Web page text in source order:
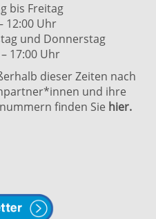
bis Freitag
12:00 Uhr
und Donnerstag
17:00 Uhr
dieser Zeiten nach
und ihre
finden Sie hier.